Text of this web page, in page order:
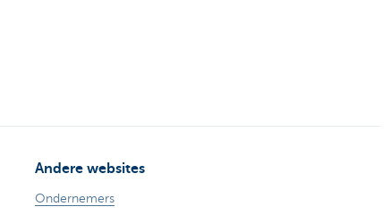
Andere websites
Ondernemers